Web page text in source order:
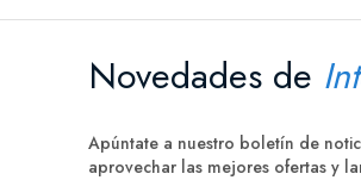
Novedades de
Apúntate a nuestro boletín de
aprovechar las mejores ofertas y